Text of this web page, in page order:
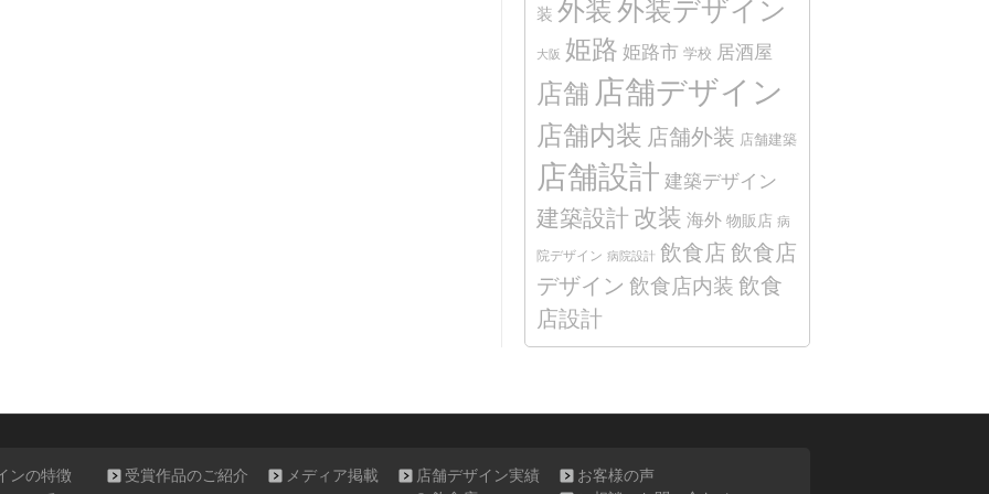
装 外装 外装デザイン
大阪 姫路 姫路市 学校 居酒屋
店舗 店舗デザイン
店舗内装 店舗外装 店舗建築
店舗設計 建築デザイン
建築設計 改装 海外 物販店 病
院デザイン 病院設計 飲食店 飲食店
デザイン 飲食店内装 飲食
店設計
ンの特徴
受賞作品のご紹介 メディア掲載
店舗デザイン実績
お客様の声